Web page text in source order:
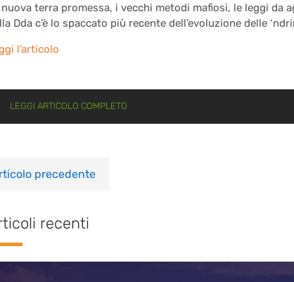
nuova terra promessa, i vecchi metodi mafiosi, le leggi da
Dda c’è lo spaccato più recente dell’evoluzione delle
l’articolo
LEGGI ARTICOLO COMPLETO
precedente
recenti